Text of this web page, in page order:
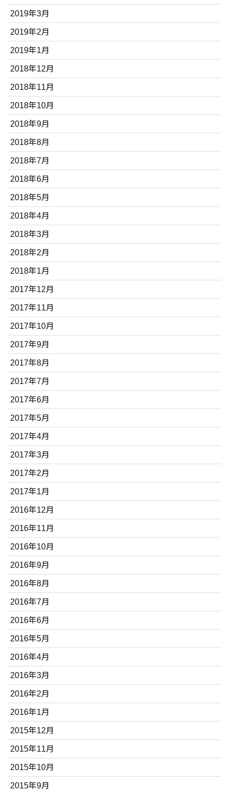
2019年3月
2019年2月
2019年1月
2018年12月
2018年11月
2018年10月
2018年9月
2018年8月
2018年7月
2018年6月
2018年5月
2018年4月
2018年3月
2018年2月
2018年1月
2017年12月
2017年11月
2017年10月
2017年9月
2017年8月
2017年7月
2017年6月
2017年5月
2017年4月
2017年3月
2017年2月
2017年1月
2016年12月
2016年11月
2016年10月
2016年9月
2016年8月
2016年7月
2016年6月
2016年5月
2016年4月
2016年3月
2016年2月
2016年1月
2015年12月
2015年11月
2015年10月
2015年9月